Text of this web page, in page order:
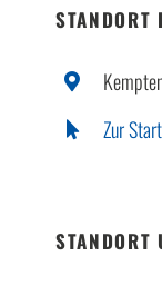
STANDORT
Zur
STANDORT